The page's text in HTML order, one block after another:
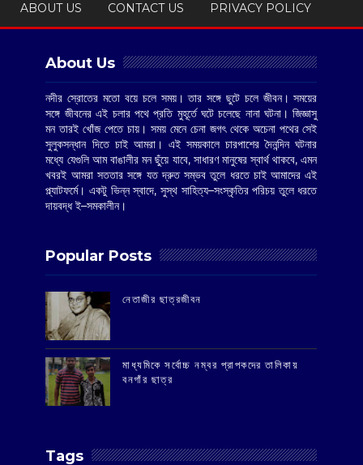
ABOUT US CONTACT US PRIVACY POLICY
About Us
নদীর স্রোতের মতো বয়ে চলে সময়। তার সঙ্গে ছুটে চলে জীবন। সময়ের
সঙ্গে জীবনের এই চলার পথে প্রতি মুহূর্তে ঘটে চলেছে নানা ঘটনা। জিজ্ঞাসু
মন তারই খোঁজ পেতে চায়। সময় মেনে চেনা জগৎ থেকে অচেনা পথের সেই
সুলুকসন্ধান দিতে চাই আমরা। এই সময়কালে চারপাশের দৈনন্দিন ঘটনার
মধ্যে যেগুলি আম বাঙালীর মন ছুঁয়ে যাবে, সাধারণ মানুষের স্বার্থ থাকবে, এমন
খবরই আমরা সততার সঙ্গে যত দ্রুত সম্ভব তুলে ধরতে চাই আমাদের এই
প্ল্যাটফর্মে। একটু ভিন্ন স্বাদে, সুস্থ সাহিত্য–সংস্কৃতির পরিচয় তুলে ধরতে
দায়বদ্ধ ই–সমকালীন।
Popular Posts
‌নেতাজীর ছাত্রজীবন
মাধ্যমিকে সর্বোচ্চ নম্বর প্রাপকদের তালিকায়
বনগাঁর ছাত্র
Tags